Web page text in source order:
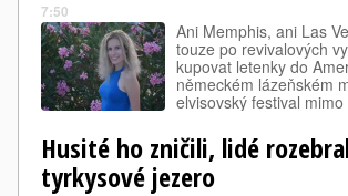
7:50
Ani Memphis, ani Las
touze po revivalových
kupovat letenky do
německém lázeňském
elvisovský festival
Husité ho zničili, lidé
tyrkysové jezero